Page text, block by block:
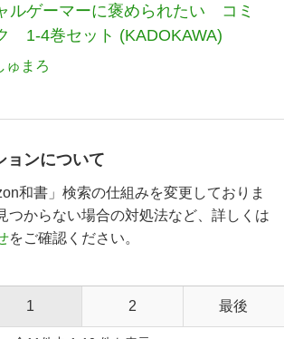
ルゲーマーに褒められたい コミ
1-4巻セット (KADOKAWA)
ゅまろ
ョンについて
和書」検索の仕組みを変更しておりま
つからない場合の対処法など、詳しくは
をご確認ください。
1 2 最後